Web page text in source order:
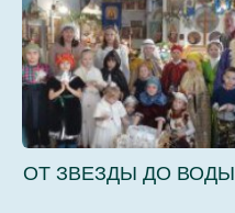
ОТ ЗВЕЗДЫ ДО ВОДЫ